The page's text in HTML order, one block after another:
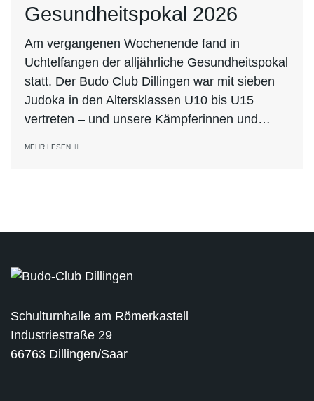
Gesundheitspokal 2026
Am vergangenen Wochenende fand in
Uchtelfangen der alljährliche Gesundheitspokal
statt. Der Budo Club Dillingen war mit sieben
Judoka in den Altersklassen U10 bis U15
vertreten – und unsere Kämpferinnen und…
MEHR LESEN
Schulturnhalle am Römerkastell
Industriestraße 29
66763 Dillingen/Saar